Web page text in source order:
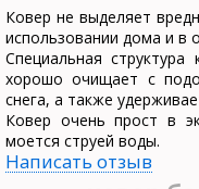
Ковер не выделяет
использовании дома и в
Специальная
хорошо очищает с
снега, а также
Ковер очень прост в
моется струей воды.
Написать отзыв